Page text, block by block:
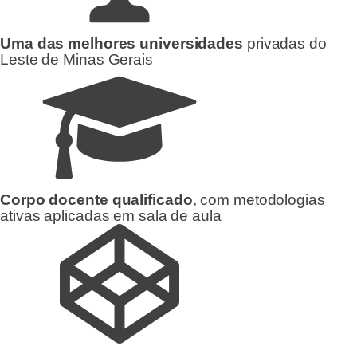
Uma das melhores universidades privadas do
Leste de Minas Gerais
Corpo docente qualificado, com metodologias
ativas aplicadas em sala de aula